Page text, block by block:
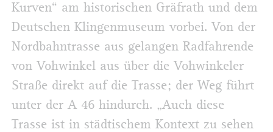
Kurven“ am historischen Gräfrath und dem
Deutschen Klingenmuseum vorbei. Von der
Nordbahntrasse aus gelangen Radfahrende
von Vohwinkel aus über die Vohwinkeler
Straße direkt auf die Trasse; der Weg führt
unter der A 46 hindurch. „Auch diese
Trasse ist in städtischem Kontext zu sehen